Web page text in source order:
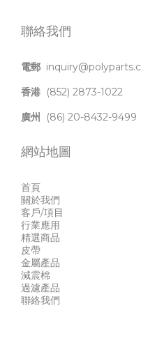
聯絡我們
電郵
香港 (852) 2873-1022
廣州
(86) 20-8432-9499
網站地圖
首頁
關於我們
客戶/項目
行業應用
精選商品
皮帶
金屬產品
減震棉
過濾產品
聯絡我們